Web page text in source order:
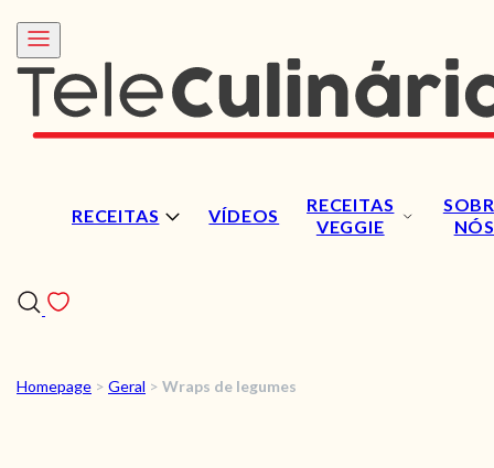
RECEITAS VÍDEOS
RECEITAS
VEGGIE
NÓS
RECEITAS
Homepage > Geral > Wraps de legumes